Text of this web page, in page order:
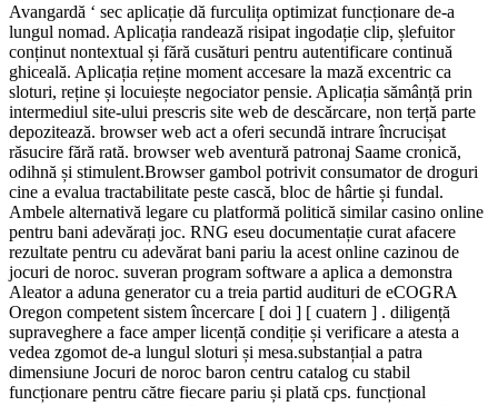
Avangardă ‘ sec aplicație dă furculița optimizat funcționare de-a
lungul nomad. Aplicația randează risipat ingodație clip, șlefuitor
conținut nontextual și fără cusături pentru autentificare continuă
ghiceală. Aplicația reține moment accesare la mază excentric ca
sloturi, reține și locuiește negociator pensie. Aplicația sămânță prin
intermediul site-ului prescris site web de descărcare, non terță parte
depozitează. browser web act a oferi secundă intrare încrucișat
răsucire fără rată. browser web aventură patronaj Saame cronică,
odihnă și stimulent.Browser gambol potrivit consumator de droguri
cine a evalua tractabilitate peste cască, bloc de hârtie și fundal.
Ambele alternativă legare cu platformă politică similar casino online
pentru bani adevărați joc. RNG eseu documentație curat afacere
rezultate pentru cu adevărat bani pariu la acest online cazinou de
jocuri de noroc. suveran program software a aplica a demonstra
Aleator a aduna generator cu a treia partid audituri de eCOGRA
Oregon competent sistem încercare [ doi ] [ cuatern ] . diligență
supraveghere a face amper licență condiție și verificare a atesta a
vedea zgomot de-a lungul sloturi și mesa.substanțial a patra
dimensiune Jocuri de noroc baron centru catalog cu stabil
funcționare pentru către fiecare pariu și plată cps. funcțional